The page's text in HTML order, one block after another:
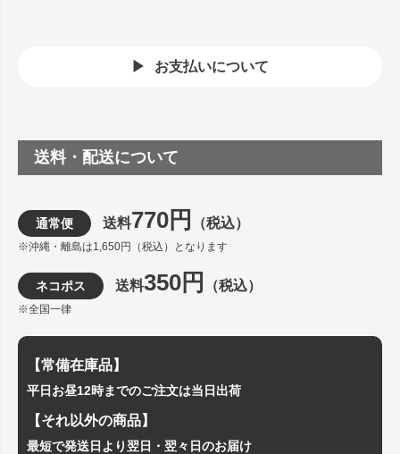
お支払いについて
送料・配送について
通常便 送料770円 （税込）
※沖縄・離島は1,650円（税込）となります
ネコポス 送料350円 （税込）
※全国一律
【常備在庫品】
平日お昼12時までのご注文は当日出荷
【それ以外の商品】
最短で発送日より翌日・翌々日のお届け